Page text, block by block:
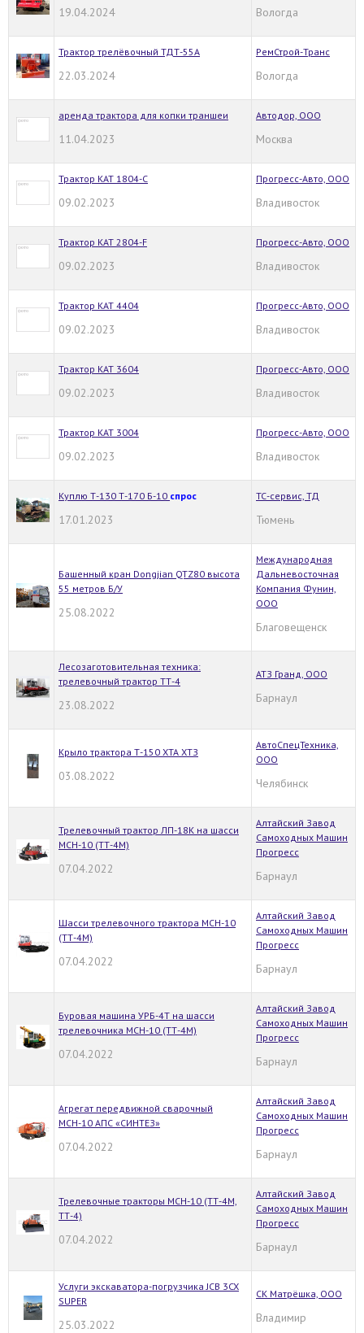
19.04.2024 Вологда
Трактор трелёвочный ТДТ-55А
22.03.2024
РемСтрой-Транс
Вологда
аренда трактора для копки траншеи
11.04.2023
Автодор, ООО
Москва
Трактор КАТ 1804-С
09.02.2023
Прогресс-Авто, ООО
Владивосток
Трактор КАТ 2804-F
09.02.2023
Прогресс-Авто, ООО
Владивосток
Трактор KAT 4404
09.02.2023
Прогресс-Авто, ООО
Владивосток
Трактор KAT 3604
09.02.2023
Прогресс-Авто, ООО
Владивосток
Трактор KAT 3004
09.02.2023
Прогресс-Авто, ООО
Владивосток
Куплю Т-130 Т-170 Б-10 спрос
17.01.2023
ТС-сервис, ТД
Тюмень
Башенный кран Dongjian QTZ80 высота
55 метров Б/У
25.08.2022
Международная
Дальневосточная
Компания Фунин,
ООО
Благовещенск
Лесозаготовительная техника:
трелевочный трактор ТТ-4
23.08.2022
АТЗ Гранд, ООО
Барнаул
Крыло трактора Т-150 ХТА ХТЗ
03.08.2022
АвтоСпецТехника,
ООО
Челябинск
Трелевочный трактор ЛП-18К на шасси
МСН-10 (ТТ-4М)
07.04.2022
Алтайский Завод
Самоходных Машин
Прогресс
Барнаул
Шасси трелевочного трактора МСН-10
(ТТ-4М)
07.04.2022
Алтайский Завод
Самоходных Машин
Прогресс
Барнаул
Буровая машина УРБ-4Т на шасси
трелевочника МСН-10 (ТТ-4М)
07.04.2022
Алтайский Завод
Самоходных Машин
Прогресс
Барнаул
Агрегат передвижной сварочный
МСН-10 АПС «СИНТЕЗ»
07.04.2022
Алтайский Завод
Самоходных Машин
Прогресс
Барнаул
Трелевочные тракторы МСН-10 (ТТ-4М,
ТТ-4)
07.04.2022
Алтайский Завод
Самоходных Машин
Прогресс
Барнаул
Услуги экскаватора-погрузчика JCB 3CX
SUPER
25.03.2022
СК Матрёшка, ООО
Владимир